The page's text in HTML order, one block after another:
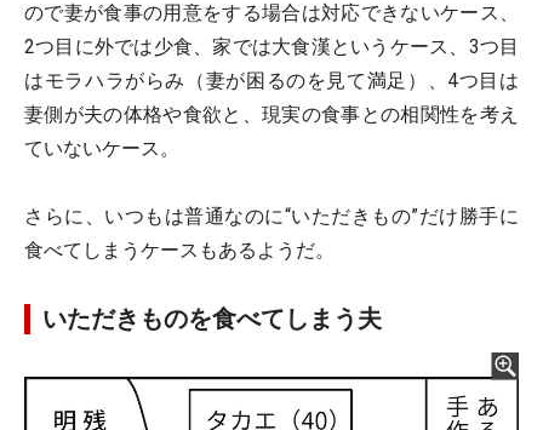
ので妻が食事の用意をする場合は対応できないケース、
2つ目に外では少食、家では大食漢というケース、3つ目
はモラハラがらみ（妻が困るのを見て満足）、4つ目は
妻側が夫の体格や食欲と、現実の食事との相関性を考え
ていないケース。
さらに、いつもは普通なのに“いただきもの”だけ勝手に
食べてしまうケースもあるようだ。
いただきものを食べてしまう夫